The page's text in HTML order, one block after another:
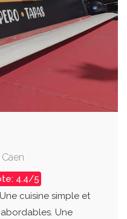
4.4/5
cuisine simple et
Une